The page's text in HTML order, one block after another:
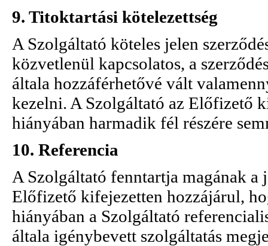
9. Titoktartási kötelezettség
A Szolgáltató köteles jelen
közvetlenül kapcsolatos, a
általa hozzáférhetővé vált
kezelni. A Szolgáltató az Előfizető
hiányában harmadik fél részére
10. Referencia
A Szolgáltató fenntartja magának a
Előfizető kifejezetten hozzájárul,
hiányában a Szolgáltató
általa igénybevett szolgáltatás